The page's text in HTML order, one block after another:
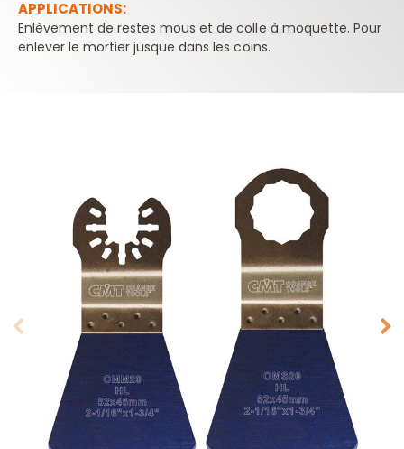
APPLICATIONS:
Enlèvement de restes mous et de colle à moquette. Pour
enlever le mortier jusque dans les coins.